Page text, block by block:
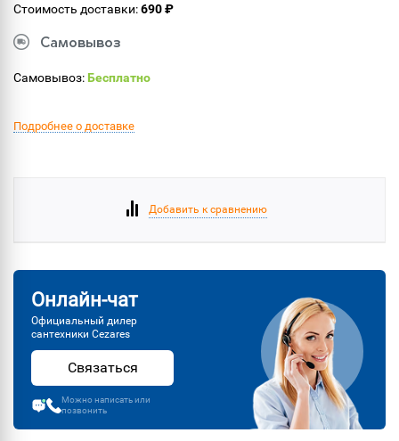
Стоимость доставки:690 ₽
Самовывоз
Самовывоз:Бесплатно
Подробнее о доставке
Добавить к сравнению
Онлайн-чат
Официальный дилер
сантехники Cezares
Связаться
Можно написать или
позвонить